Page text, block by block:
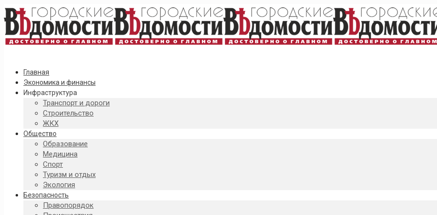
Главная
Экономика и финансы
Инфраструктура
Транспорт и дороги
Строительство
ЖКХ
Общество
Образование
Медицина
Спорт
Туризм и отдых
Экология
Безопасность
Правопорядок